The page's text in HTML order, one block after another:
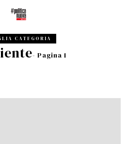
CATEGORIA
- Pagina 1